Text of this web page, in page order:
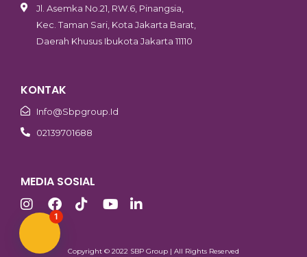
Jl. Asemka No.21, RW.6, Pinangsia,
Kec. Taman Sari, Kota Jakarta Barat,
Daerah Khusus Ibukota Jakarta 11110
KONTAK
Info@sbpgroup.id
02139701688
MEDIA SOSIAL
Copyright © 2022 SBP Group | All Rights Reserved
1